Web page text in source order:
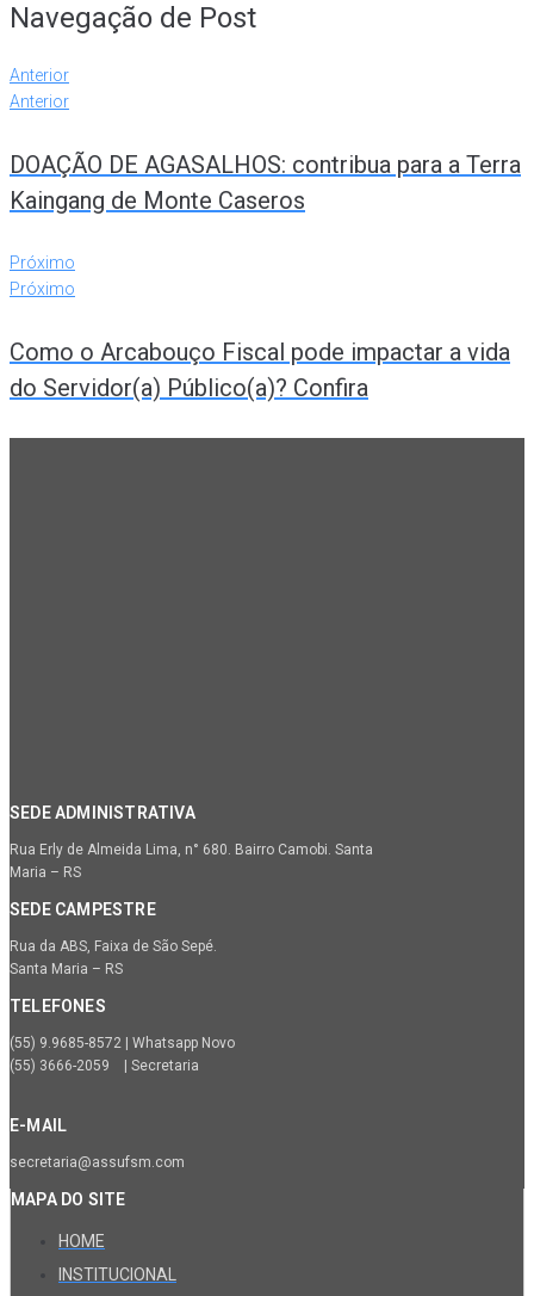
Navegação de Post
Anterior
Anterior
DOAÇÃO DE AGASALHOS: contribua para a Terra
Kaingang de Monte Caseros
Próximo
Próximo
Como o Arcabouço Fiscal pode impactar a vida
do Servidor(a) Público(a)? Confira
SEDE ADMINISTRATIVA
Rua Erly de Almeida Lima, n° 680. Bairro Camobi. Santa
Maria – RS
SEDE CAMPESTRE
Rua da ABS, Faixa de São Sepé.
Santa Maria – RS
TELEFONES
(55) 9.9685-8572 | Whatsapp Novo
(55) 3666-2059 | Secretaria
E-MAIL
secretaria@assufsm.com
MAPA DO SITE
HOME
INSTITUCIONAL